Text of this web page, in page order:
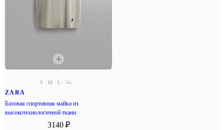
S M L XL
ZARA
Базовая спортивная майка из
высокотехнологичной ткани
3140 ₽